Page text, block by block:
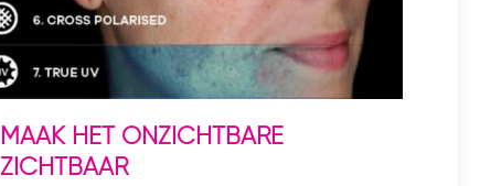
MAAK HET ONZICHTBARE
ZICHTBAAR